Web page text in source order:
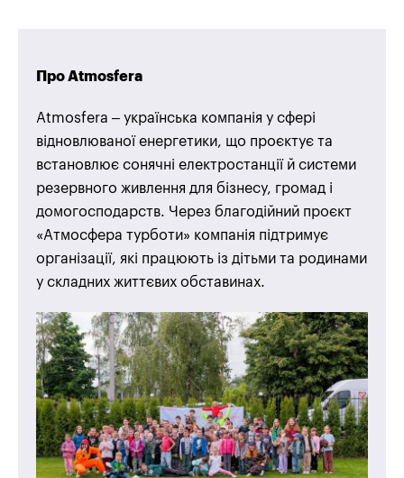
Про Atmosfera
Atmosfera – українська компанія у сфері
відновлюваної енергетики, що проєктує та
встановлює сонячні електростанції й системи
резервного живлення для бізнесу, громад і
домогосподарств. Через благодійний проєкт
«Атмосфера турботи» компанія підтримує
організації, які працюють із дітьми та родинами
у складних життєвих обставинах.